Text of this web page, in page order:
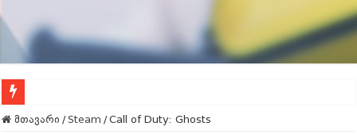
Call Of Duty – გაფაქტეს
მთავარი / Steam / Call of Duty: Ghosts